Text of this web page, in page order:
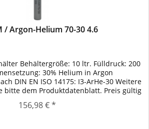
/ Argon-Helium 70-30 4.6
Behältergröße: 10 ltr. Fülldruck: 200
30% Helium in Argon
DIN EN ISO 14175: I3-ArHe-30 Weitere
bitte dem Produktdatenblatt. Preis gültig
p.a.c.-Leergut Nutzung der
vereinbarten Konditionen.
156,98 € *